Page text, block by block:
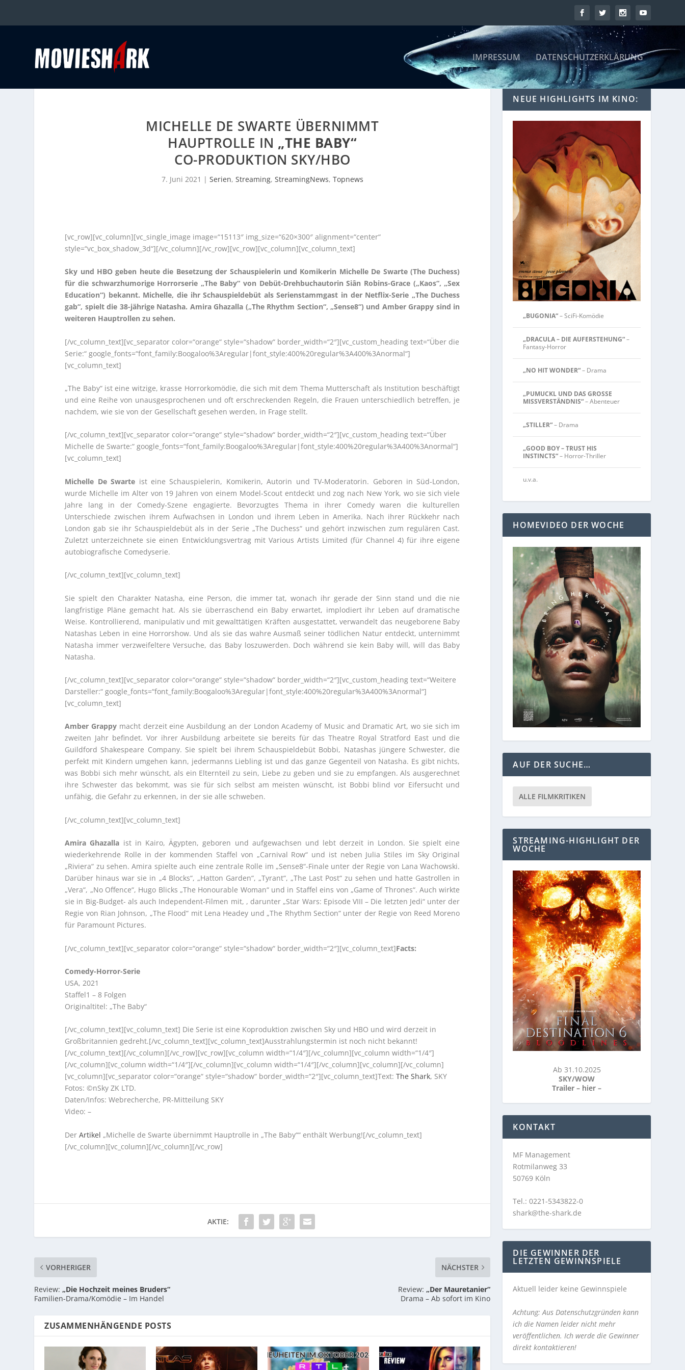
IMPRESSUM DATENSCHUTZERKLÄRUNG
MICHELLE DE SWARTE ÜBERNIMMT
HAUPTROLLE IN „THE BABY“
CO-PRODUKTION SKY/HBO
7. Juni 2021 | Serien, Streaming, StreamingNews, Topnews
[vc_row][vc_column][vc_single_image image=“15113″ img_size=“620×300″ alignment=“center“
style=“vc_box_shadow_3d“][/vc_column][/vc_row][vc_row][vc_column][vc_column_text]
Sky und HBO geben heute die Besetzung der Schauspielerin und Komikerin Michelle De Swarte (The Duchess)
für die schwarzhumorige Horrorserie „The Baby“ von Debüt-Drehbuchautorin Siân Robins-Grace („Kaos“, „Sex
Education“) bekannt. Michelle, die ihr Schauspieldebüt als Serienstammgast in der Netflix-Serie „The Duchess
gab“, spielt die 38-jährige Natasha. Amira Ghazalla („The Rhythm Section“, „Sense8“) und Amber Grappy sind in
weiteren Hauptrollen zu sehen.
[/vc_column_text][vc_separator color=“orange“ style=“shadow“ border_width=“2″][vc_custom_heading text=“Über die
Serie:“ google_fonts=“font_family:Boogaloo%3Aregular|font_style:400%20regular%3A400%3Anormal“]
[vc_column_text]
„The Baby“ ist eine witzige, krasse Horrorkomödie, die sich mit dem Thema Mutterschaft als Institution beschäftigt
und eine Reihe von unausgesprochenen und oft erschreckenden Regeln, die Frauen unterschiedlich betreffen, je
nachdem, wie sie von der Gesellschaft gesehen werden, in Frage stellt.
[/vc_column_text][vc_separator color=“orange“ style=“shadow“ border_width=“2″][vc_custom_heading text=“Über
Michelle de Swarte:“ google_fonts=“font_family:Boogaloo%3Aregular|font_style:400%20regular%3A400%3Anormal“]
[vc_column_text]
Michelle De Swarte ist eine Schauspielerin, Komikerin, Autorin und TV-Moderatorin. Geboren in Süd-London,
wurde Michelle im Alter von 19 Jahren von einem Model-Scout entdeckt und zog nach New York, wo sie sich viele
Jahre lang in der Comedy-Szene engagierte. Bevorzugtes Thema in ihrer Comedy waren die kulturellen
Unterschiede zwischen ihrem Aufwachsen in London und ihrem Leben in Amerika. Nach ihrer Rückkehr nach
London gab sie ihr Schauspieldebüt als in der Serie „The Duchess“ und gehört inzwischen zum regulären Cast.
Zuletzt unterzeichnete sie einen Entwicklungsvertrag mit Various Artists Limited (für Channel 4) für ihre eigene
autobiografische Comedyserie.
[/vc_column_text][vc_column_text]
Sie spielt den Charakter Natasha, eine Person, die immer tat, wonach ihr gerade der Sinn stand und die nie
langfristige Pläne gemacht hat. Als sie überraschend ein Baby erwartet, implodiert ihr Leben auf dramatische
Weise. Kontrollierend, manipulativ und mit gewalttätigen Kräften ausgestattet, verwandelt das neugeborene Baby
Natashas Leben in eine Horrorshow. Und als sie das wahre Ausmaß seiner tödlichen Natur entdeckt, unternimmt
Natasha immer verzweifeltere Versuche, das Baby loszuwerden. Doch während sie kein Baby will, will das Baby
Natasha.
[/vc_column_text][vc_separator color=“orange“ style=“shadow“ border_width=“2″][vc_custom_heading text=“Weitere
Darsteller:“ google_fonts=“font_family:Boogaloo%3Aregular|font_style:400%20regular%3A400%3Anormal“]
[vc_column_text]
Amber Grappy macht derzeit eine Ausbildung an der London Academy of Music and Dramatic Art, wo sie sich im
zweiten Jahr befindet. Vor ihrer Ausbildung arbeitete sie bereits für das Theatre Royal Stratford East und die
Guildford Shakespeare Company. Sie spielt bei ihrem Schauspieldebüt Bobbi, Natashas jüngere Schwester, die
perfekt mit Kindern umgehen kann, jedermanns Liebling ist und das ganze Gegenteil von Natasha. Es gibt nichts,
was Bobbi sich mehr wünscht, als ein Elternteil zu sein, Liebe zu geben und sie zu empfangen. Als ausgerechnet
ihre Schwester das bekommt, was sie für sich selbst am meisten wünscht, ist Bobbi blind vor Eifersucht und
unfähig, die Gefahr zu erkennen, in der sie alle schweben.
[/vc_column_text][vc_column_text]
Amira Ghazalla ist in Kairo, Ägypten, geboren und aufgewachsen und lebt derzeit in London. Sie spielt eine
wiederkehrende Rolle in der kommenden Staffel von „Carnival Row“ und ist neben Julia Stiles im Sky Original
„Riviera“ zu sehen. Amira spielte auch eine zentrale Rolle im „Sense8“-Finale unter der Regie von Lana Wachowski.
Darüber hinaus war sie in „4 Blocks“, „Hatton Garden“, „Tyrant“, „The Last Post“ zu sehen und hatte Gastrollen in
„Vera“, „No Offence“, Hugo Blicks „The Honourable Woman“ und in Staffel eins von „Game of Thrones“. Auch wirkte
sie in Big-Budget- als auch Independent-Filmen mit, , darunter „Star Wars: Episode VIII – Die letzten Jedi“ unter der
Regie von Rian Johnson, „The Flood“ mit Lena Headey und „The Rhythm Section“ unter der Regie von Reed Moreno
für Paramount Pictures.
[/vc_column_text][vc_separator color=“orange“ style=“shadow“ border_width=“2″][vc_column_text]Facts:
Comedy-Horror-Serie
USA, 2021
Staffel1 – 8 Folgen
Originaltitel: „The Baby“
[/vc_column_text][vc_column_text] Die Serie ist eine Koproduktion zwischen Sky und HBO und wird derzeit in
Großbritannien gedreht.[/vc_column_text][vc_column_text]Ausstrahlungstermin ist noch nicht bekannt!
[/vc_column_text][/vc_column][/vc_row][vc_row][vc_column width=“1/4″][/vc_column][vc_column width=“1/4″]
[/vc_column][vc_column width=“1/4″][/vc_column][vc_column width=“1/4″][/vc_column][vc_column][/vc_column]
[vc_column][vc_separator color=“orange“ style=“shadow“ border_width=“2″][vc_column_text]Text:The Shark, SKY
Fotos: ©nSky ZK LTD.
Daten/Infos: Webrecherche, PR-Mitteilung SKY
Video: –
DerArtikel „Michelle de Swarte übernimmt Hauptrolle in „The Baby““ enthält Werbung![/vc_column_text]
[/vc_column][vc_column][/vc_column][/vc_row]
AKTIE:
VORHERIGER
Review: „Die Hochzeit meines Bruders“
Familien-Drama/Komödie – Im Handel
NÄCHSTER
Review: „Der Mauretanier“
Drama – Ab sofort im Kino
ZUSAMMENHÄNGENDE POSTS
NEUE HIGHLIGHTS IM KINO:
„BUGONIA“– SciFi-Komödie
„DRACULA – DIE AUFERSTEHUNG“–
Fantasy-Horror
„NO HIT WONDER“– Drama
„PUMUCKL UND DAS GROSSE
MISSVERSTÄNDNIS“– Abenteuer
„STILLER“– Drama
„GOOD BOY – TRUST HIS
INSTINCTS“– Horror-Thriller
u.v.a.
HOMEVIDEO DER WOCHE
AUF DER SUCHE…
ALLE FILMKRITIKEN
STREAMING-HIGHLIGHT DER
WOCHE
Ab 31.10.2025
SKY/WOW
Trailer – hier–
KONTAKT
MF Management
Rotmilanweg 33
50769 Köln
Tel.: 0221-5343822-0
shark@the-shark.de
DIE GEWINNER DER
LETZTEN GEWINNSPIELE
Aktuell leider keine Gewinnspiele
Achtung: Aus Datenschutzgründen kann
ich die Namen leider nicht mehr
veröffentlichen. Ich werde die Gewinner
direkt kontaktieren!